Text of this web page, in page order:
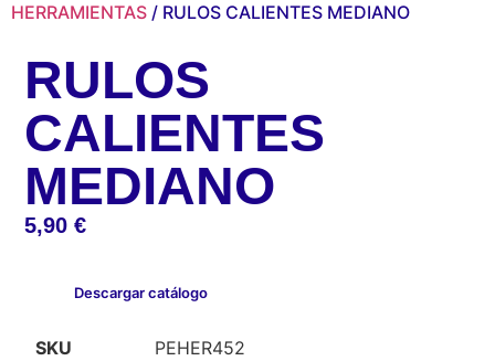
HERRAMIENTAS / RULOS CALIENTES MEDIANO
RULOS
CALIENTES
MEDIANO
5,90€
Descargar catálogo
SKU
PEHER452